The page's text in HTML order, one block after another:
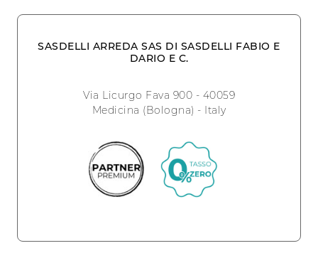
SASDELLI ARREDA SAS DI SASDELLI FABIO E
DARIO E C.
Via Licurgo Fava 900 - 40059
Medicina (Bologna) - Italy